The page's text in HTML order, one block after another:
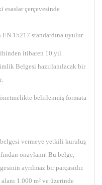
çerçevesinde
15217 standardına uyulur.
itibaren 10 yıl
Belgesi hazırlanılacak bir
belirlenmiş formata
vermeye yetkili kuruluş
onaylanır. Bu belge,
ayrılmaz bir parçasıdır.
1.000 m² ve üzerinde